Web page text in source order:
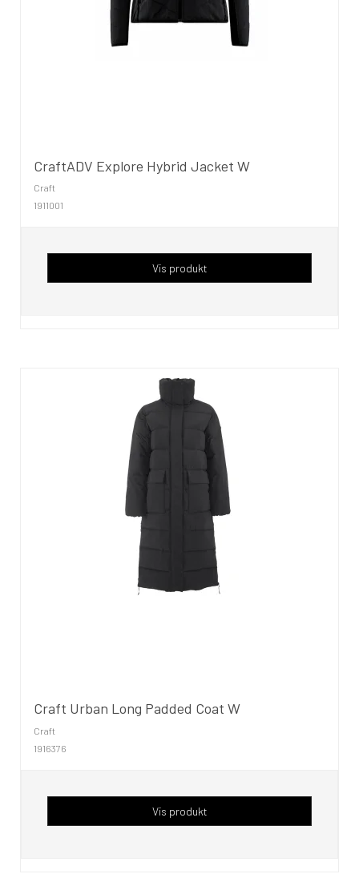
CraftADV Explore Hybrid Jacket W
Craft
1911001
Vis produkt
Craft Urban Long Padded Coat W
Craft
1916376
Vis produkt